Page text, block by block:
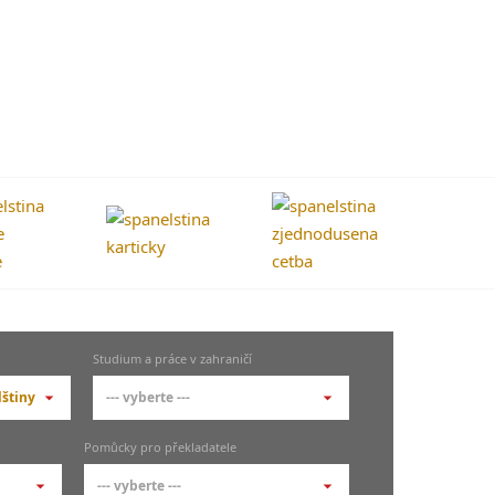
Studium a práce v zahraničí
--- vyberte ---
--- vyberte ---
Studium ve Španělsku
Pomůcky pro překladatele
--- vyberte ---